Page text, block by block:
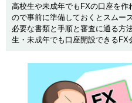
高校生や未成年でもFXの口座を
ので事前に準備しておくとスムー
必要な書類と手順と審査に通る方
生・未成年でも口座開設できるFX